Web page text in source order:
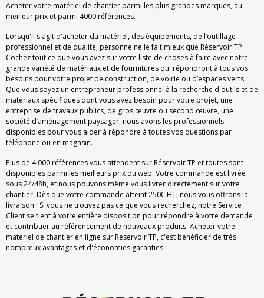
Acheter votre matériel de chantier parmi les plus grandes marques, au
meilleur prix et parmi 4000 références.
Lorsqu'il s'agit d'acheter du matériel, des équipements, de l’outillage
professionnel et de qualité, personne ne le fait mieux que Réservoir TP.
Cochez tout ce que vous avez sur votre liste de choses à faire avec notre
grande variété de matériaux et de fournitures qui répondront à tous vos
besoins pour votre projet de construction, de voirie ou d’espaces verts.
Que vous soyez un entrepreneur professionnel à la recherche d'outils et de
matériaux spécifiques dont vous avez besoin pour votre projet, une
entreprise de travaux publics, de gros œuvre ou second œuvre, une
société d’aménagement paysager, nous avons les professionnels
disponibles pour vous aider à répondre à toutes vos questions par
téléphone ou en magasin.
Plus de 4 000 références vous attendent sur Réservoir TP et toutes sont
disponibles parmi les meilleurs prix du web. Votre commande est livrée
sous 24/48h, et nous pouvons même vous livrer directement sur votre
chantier. Dès que votre commande atteint 250€ HT, nous vous offrons la
livraison ! Si vous ne trouvez pas ce que vous recherchez, notre Service
Client se tient à votre entière disposition pour répondre à votre demande
et contribuer au référencement de nouveaux produits. Acheter votre
matériel de chantier en ligne sur Réservoir TP, c'est bénéficier de très
nombreux avantages et d'économies garanties !